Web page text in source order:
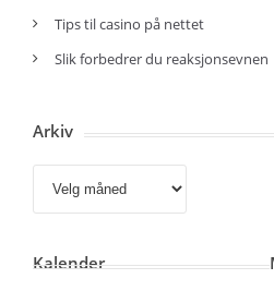
Tips til casino på nettet
Slik forbedrer du reaksjonsevnen
Arkiv
Kalender